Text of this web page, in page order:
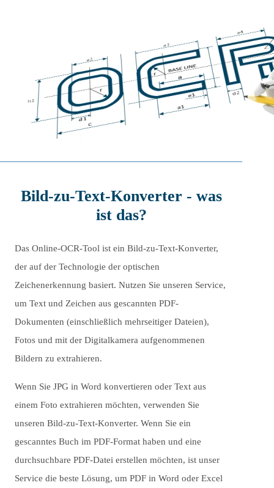
Bild-zu-Text-Konverter - was
ist das?
Das Online-OCR-Tool ist ein Bild-zu-Text-Konverter,
der auf der Technologie der optischen
Zeichenerkennung basiert. Nutzen Sie unseren Service,
um Text und Zeichen aus gescannten PDF-
Dokumenten (einschließlich mehrseitiger Dateien),
Fotos und mit der Digitalkamera aufgenommenen
Bildern zu extrahieren.
Wenn Sie JPG in Word konvertieren oder Text aus
einem Foto extrahieren möchten, verwenden Sie
unseren Bild-zu-Text-Konverter. Wenn Sie ein
gescanntes Buch im PDF-Format haben und eine
durchsuchbare PDF-Datei erstellen möchten, ist unser
Service die beste Lösung, um PDF in Word oder Excel